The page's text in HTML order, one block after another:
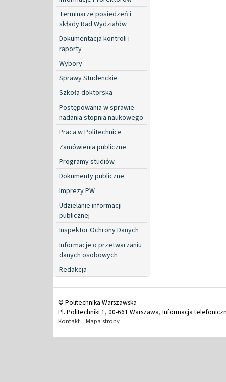
Terminarze posiedzeń i
składy Rad Wydziałów
Dokumentacja kontroli i
raporty
Wybory
Sprawy Studenckie
Szkoła doktorska
Postępowania w sprawie
nadania stopnia naukowego
Praca w Politechnice
Zamówienia publiczne
Programy studiów
Dokumenty publiczne
Imprezy PW
Udzielanie informacji
publicznej
Inspektor Ochrony Danych
Informacje o przetwarzaniu
danych osobowych
Redakcja
© Politechnika Warszawska
Pl. Politechniki 1, 00-661 Warszawa, Informacja
Kontakt Mapa strony